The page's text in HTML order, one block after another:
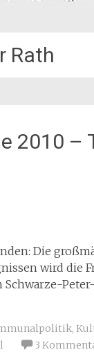
Rath
2010 –
Die
wird die
,
3